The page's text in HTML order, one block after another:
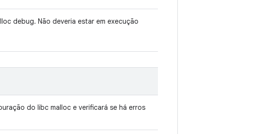
debug. Não deveria estar em execução
do libc malloc e verificará se há erros